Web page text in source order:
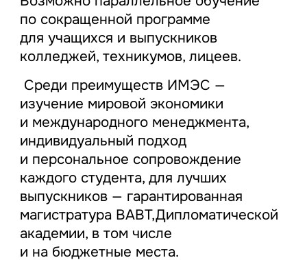
по сокращенной программе
для учащихся и выпускников
колледжей, техникумов, лицеев.
Среди преимуществ ИМЭС —
изучение мировой экономики
и международного менеджмента,
индивидуальный подход
и персональное сопровождение
каждого студента, для лучших
выпускников — гарантированная
магистратура ВАВТ,Дипломатической
академии, в том числе
и на бюджетные места.